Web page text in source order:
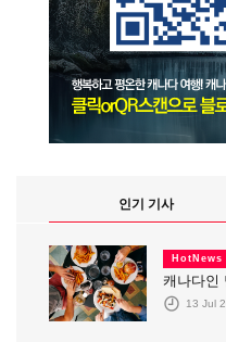
인기 기사
HotNews
캐나다인
13 Jul